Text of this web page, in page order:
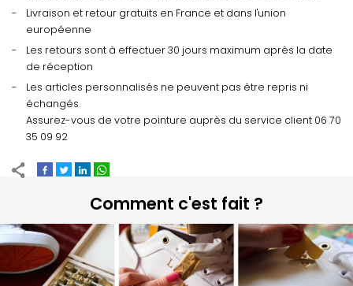
Livraison et retour gratuits en France et dans l'union
européenne
Les retours sont à effectuer 30 jours maximum après la date
de réception
Les articles personnalisés ne peuvent pas être repris ni
échangés.
Assurez-vous de votre pointure auprès du service client 06 70
35 09 92
Comment c'est fait ?